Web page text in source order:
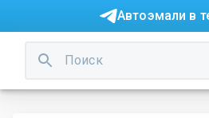
Автоэмали в